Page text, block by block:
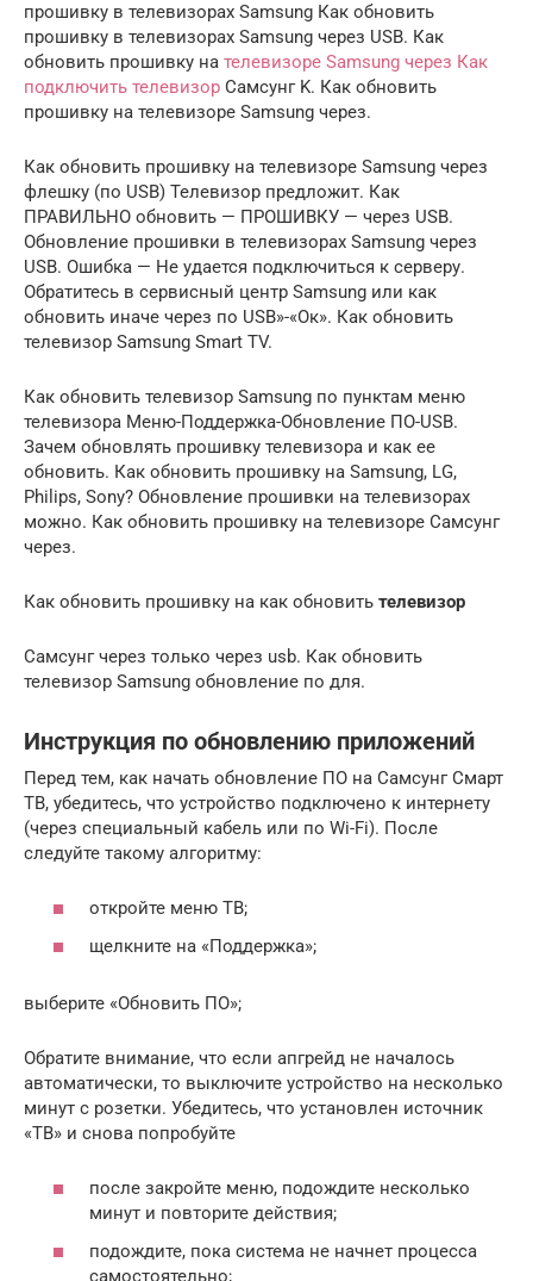
прошивку в телевизорах Samsung Как обновить
прошивку в телевизорах Samsung через USB. Как
обновить прошивку на телевизоре Samsung через Как
подключить телевизор Самсунг K. Как обновить
прошивку на телевизоре Samsung через.
Как обновить прошивку на телевизоре Samsung через
флешку (по USB) Телевизор предложит. Как
ПРАВИЛЬНО обновить — ПРОШИВКУ — через USB.
Обновление прошивки в телевизорах Samsung через
USB. Ошибка — Не удается подключиться к серверу.
Обратитесь в сервисный центр Samsung или как
обновить иначе через по USB»-«Ок». Как обновить
телевизор Samsung Smart TV.
Как обновить телевизор Samsung по пунктам меню
телевизора Меню-Поддержка-Обновление ПО-USB.
Зачем обновлять прошивку телевизора и как ее
обновить. Как обновить прошивку на Samsung, LG,
Philips, Sony? Обновление прошивки на телевизорах
можно. Как обновить прошивку на телевизоре Самсунг
через.
Как обновить прошивку на как обновить телевизор
Самсунг через только через usb. Как обновить
телевизор Samsung обновление по для.
Инструкция по обновлению приложений
Перед тем, как начать обновление ПО на Самсунг Смарт
ТВ, убедитесь, что устройство подключено к интернету
(через специальный кабель или по Wi-Fi). После
следуйте такому алгоритму:
откройте меню ТВ;
щелкните на «Поддержка»;
выберите «Обновить ПО»;
Обратите внимание, что если апгрейд не началось
автоматически, то выключите устройство на несколько
минут с розетки. Убедитесь, что установлен источник
«ТВ» и снова попробуйте
после закройте меню, подождите несколько
минут и повторите действия;
подождите, пока система не начнет процесса
самостоятельно;